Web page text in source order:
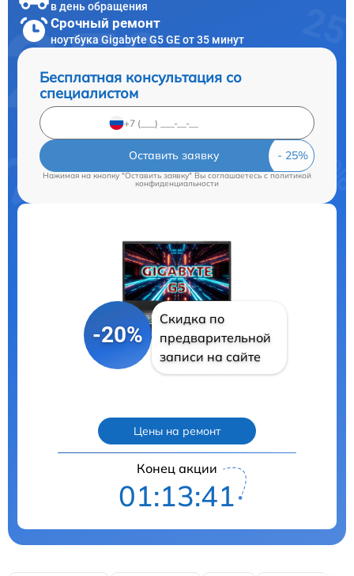
в день обращения
Срочный ремонт
ноутбука Gigabyte G5 GE от 35 минут
Бесплатная консультация со
специалистом
Оставить заявку
Нажимая на кнопку "Оставить заявку" Вы соглашаетесь c политикой
конфиденциальности
-20%
Скидка по
предварительной
записи на сайте
Цены на ремонт
Конец акции
01:13:39